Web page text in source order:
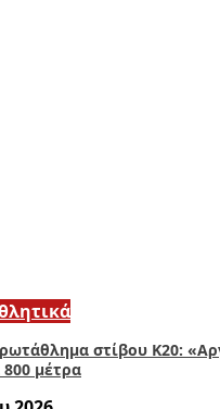
στίβου Κ20:
μέτρα